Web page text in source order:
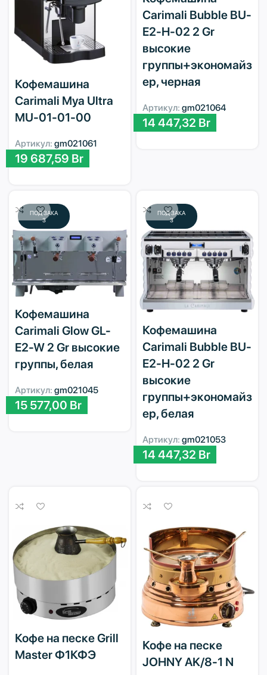
Кофемашина
Carimali Mya Ultra
MU-01-01-00
Артикул: gm021061
19 687,59 Br
Carimali Bubble BU-
E2-H-02 2 Gr
высокие
группы+экономайз
ер, черная
Артикул: gm021064
14 447,32 Br
ПОД ЗАКА
З
Кофемашина
Carimali Glow GL-
E2-W 2 Gr высокие
группы, белая
Артикул: gm021045
15 577,00 Br
ПОД ЗАКА
З
Кофемашина
Carimali Bubble BU-
E2-H-02 2 Gr
высокие
группы+экономайз
ер, белая
Артикул: gm021053
14 447,32 Br
Кофе на песке Grill
Master Ф1КФЭ
Кофе на песке
JOHNY AK/8-1 N